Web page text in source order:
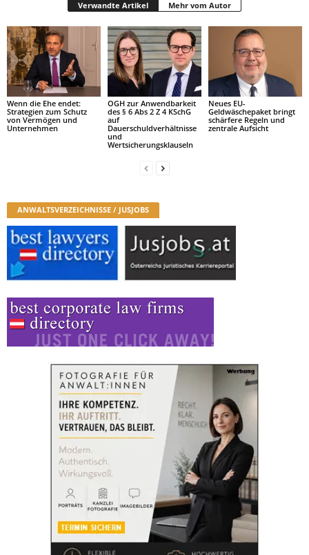
Verwandte Artikel Mehr vom Autor
Wenn die Ehe endet:
Strategien zum Schutz
von Vermögen und
Unternehmen
OGH zur Anwendbarkeit
des § 6 Abs 2 Z 4 KSchG
auf
Dauerschuldverhältnisse
und
Wertsicherungsklauseln
Neues EU-
Geldwäschepaket bringt
schärfere Regeln und
zentrale Aufsicht
ANWALTSVERZEICHNISSE / JUSJOBS